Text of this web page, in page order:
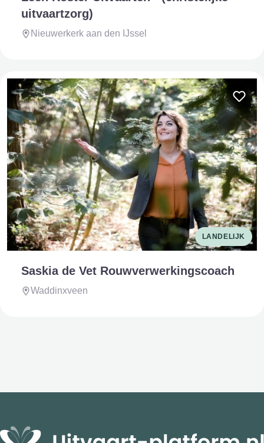
uitvaartzorg)
Nieuwerkerk aan den IJssel
LANDELIJK
Saskia de Vet Rouwverwerkingscoach
Waddinxveen